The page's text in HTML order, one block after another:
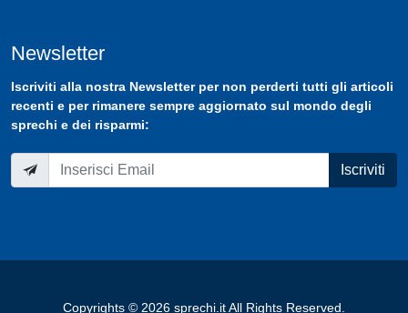
Newsletter
Iscriviti alla nostra Newsletterper non perderti tutti gli articoli
recenti e per rimanere sempre aggiornato sul mondo degli
sprechi e dei risparmi:
Iscriviti
Copyrights © 2026 sprechi.it All Rights Reserved.